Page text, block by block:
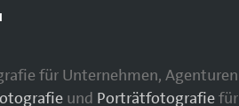
für Unternehmen, Agenturen
und Porträtfotografiefür